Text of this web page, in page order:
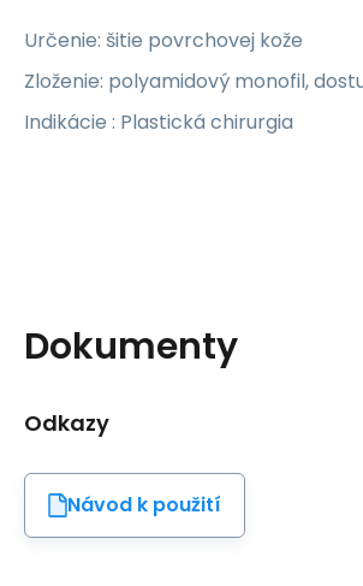
Určenie: šitie povrchovej kože
Zloženie: polyamidový monofil,
Indikácie : Plastická chirurgia
Dokumenty
Odkazy
Návod k použití